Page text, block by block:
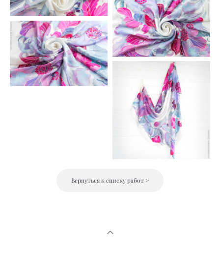
Вернуться к списку работ >